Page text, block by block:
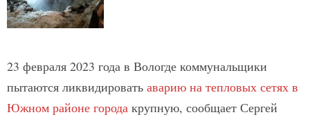
23 февраля 2023 года в Вологде коммунальщики
пытаются ликвидировать аварию на тепловых сетях в
Южном районе города крупную, сообщает Сергей